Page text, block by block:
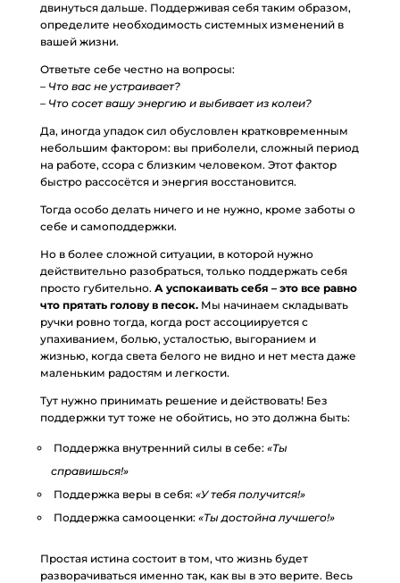
двинуться дальше. Поддерживая себя таким образом,
определите необходимость системных изменений в
вашей жизни.
Ответьте себе честно на вопросы:
– Что вас не устраивает?
– Что сосет вашу энергию и выбивает из колеи?
Да, иногда упадок сил обусловлен кратковременным
небольшим фактором: вы приболели, сложный период
на работе, ссора с близким человеком. Этот фактор
быстро рассосётся и энергия восстановится.
Тогда особо делать ничего и не нужно, кроме заботы о
себе и самоподдержки.
Но в более сложной ситуации, в которой нужно
действительно разобраться, только поддержать себя
просто губительно. А успокаивать себя – это все равно
что прятать голову в песок. Мы начинаем складывать
ручки ровно тогда, когда рост ассоциируется с
упахиванием, болью, усталостью, выгоранием и
жизнью, когда света белого не видно и нет места даже
маленьким радостям и легкости.
Тут нужно принимать решение и действовать! Без
поддержки тут тоже не обойтись, но это должна быть:
Поддержка внутренний силы в себе: «Ты
справишься!»
Поддержка веры в себя: «У тебя получится!»
Поддержка самооценки: «Ты достойна лучшего!»
Простая истина состоит в том, что жизнь будет
разворачиваться именно так, как вы в это верите. Весь